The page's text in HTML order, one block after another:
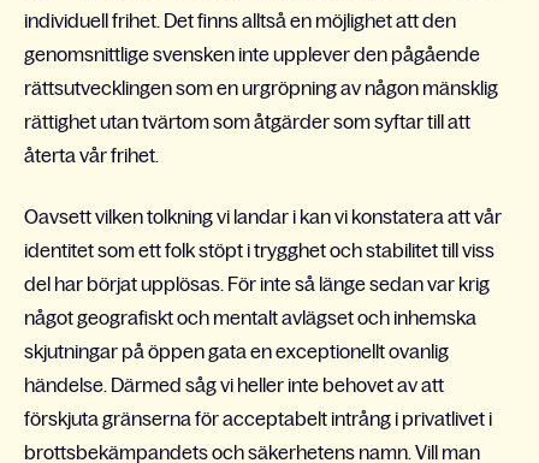
individuell frihet. Det finns alltså en möjlighet att den
genomsnittlige svensken inte upplever den pågående
rättsutvecklingen som en urgröpning av någon mänsklig
rättighet utan tvärtom som åtgärder som syftar till att
återta vår frihet.
Oavsett vilken tolkning vi landar i kan vi konstatera att vår
identitet som ett folk stöpt i trygghet och stabilitet till viss
del har börjat upplösas. För inte så länge sedan var krig
något geografiskt och mentalt avlägset och inhemska
skjutningar på öppen gata en exceptionellt ovanlig
händelse. Därmed såg vi heller inte behovet av att
förskjuta gränserna för acceptabelt intrång i privatlivet i
brottsbekämpandets och säkerhetens namn. Vill man